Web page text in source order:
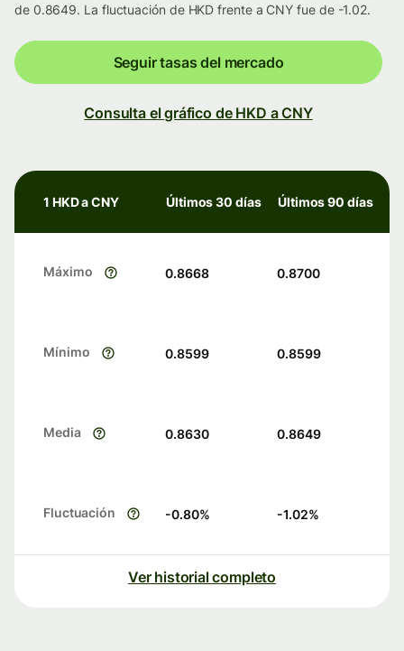
de 0.8649. La fluctuación de HKD frente a CNY fue de -1.02.
Seguir tasas del mercado
Consulta el gráfico de HKD a CNY
1 HKD a CNY Últimos 30 días Últimos 90 días
Máximo 0.8668 0.8700
Mínimo 0.8599 0.8599
Media 0.8630 0.8649
Fluctuación -0.80% -1.02%
Ver historial completo